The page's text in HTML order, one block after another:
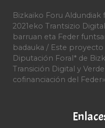
Bizkaiko Foru
2021eko Trantsizio
barruan eta Feder
badauka / Este
Diputación Foral* de
Transición Digital y
cofinanciación del Feder»